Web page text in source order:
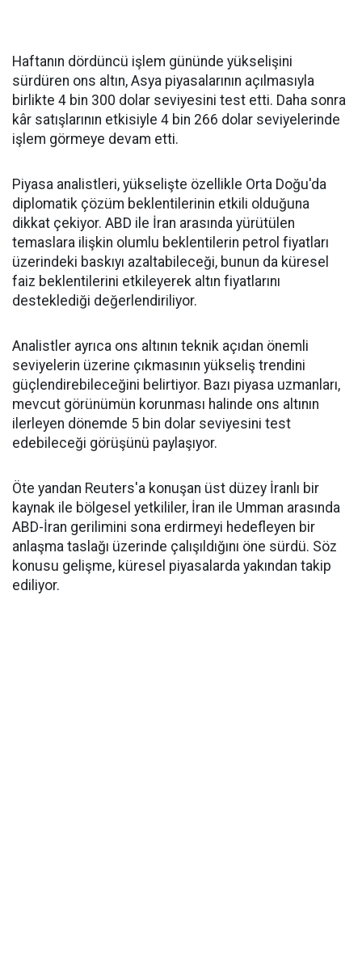
Haftanın dördüncü işlem gününde yükselişini
sürdüren ons altın, Asya piyasalarının açılmasıyla
birlikte 4 bin 300 dolar seviyesini test etti. Daha sonra
kâr satışlarının etkisiyle 4 bin 266 dolar seviyelerinde
işlem görmeye devam etti.
Piyasa analistleri, yükselişte özellikle Orta Doğu'da
diplomatik çözüm beklentilerinin etkili olduğuna
dikkat çekiyor. ABD ile İran arasında yürütülen
temaslara ilişkin olumlu beklentilerin petrol fiyatları
üzerindeki baskıyı azaltabileceği, bunun da küresel
faiz beklentilerini etkileyerek altın fiyatlarını
desteklediği değerlendiriliyor.
Analistler ayrıca ons altının teknik açıdan önemli
seviyelerin üzerine çıkmasının yükseliş trendini
güçlendirebileceğini belirtiyor. Bazı piyasa uzmanları,
mevcut görünümün korunması halinde ons altının
ilerleyen dönemde 5 bin dolar seviyesini test
edebileceği görüşünü paylaşıyor.
Öte yandan Reuters'a konuşan üst düzey İranlı bir
kaynak ile bölgesel yetkililer, İran ile Umman arasında
ABD-İran gerilimini sona erdirmeyi hedefleyen bir
anlaşma taslağı üzerinde çalışıldığını öne sürdü. Söz
konusu gelişme, küresel piyasalarda yakından takip
ediliyor.